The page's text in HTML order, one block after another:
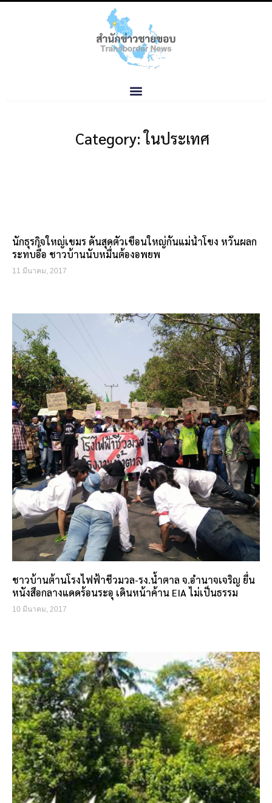
Category: ในประเทศ
นักธุรกิจใหญ่เขมร ดันสุดตัวเขื่อนใหญ่กั้นแม่น้ำโขง หวั่นผลก
ระทบอื้อ ชาวบ้านนับหมื่นต้องอพยพ
11 มีนาคม, 2017
ชาวบ้านต้านโรงไฟฟ้าชีวมวล-รง.น้ำตาล จ.อำนาจเจริญ ยื่น
หนังสือกลางแดดร้อนระอุ เดินหน้าค้าน EIA ไม่เป็นธรรม
10 มีนาคม, 2017